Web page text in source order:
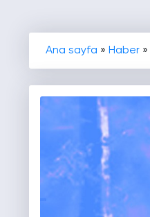
Ana sayfa » Haber»